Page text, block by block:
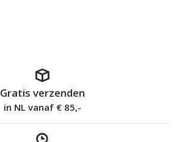
Gratis verzenden
in NL vanaf € 85,-